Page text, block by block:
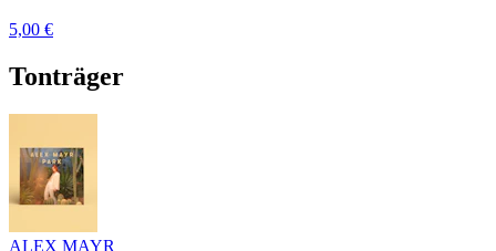
5,00 €
Tonträger
ALEX MAYR